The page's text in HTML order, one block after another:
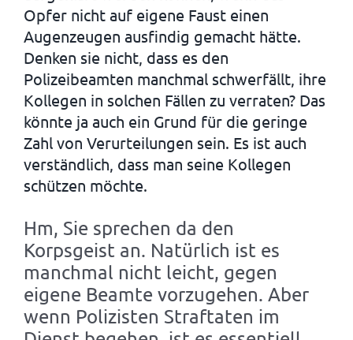
Opfer nicht auf eigene Faust einen
Augenzeugen ausfindig gemacht hätte.
Denken sie nicht, dass es den
Polizeibeamten manchmal schwerfällt, ihre
Kollegen in solchen Fällen zu verraten? Das
könnte ja auch ein Grund für die geringe
Zahl von Verurteilungen sein. Es ist auch
verständlich, dass man seine Kollegen
schützen möchte.
Hm, Sie sprechen da den
Korpsgeist an. Natürlich ist es
manchmal nicht leicht, gegen
eigene Beamte vorzugehen. Aber
wenn Polizisten Straftaten im